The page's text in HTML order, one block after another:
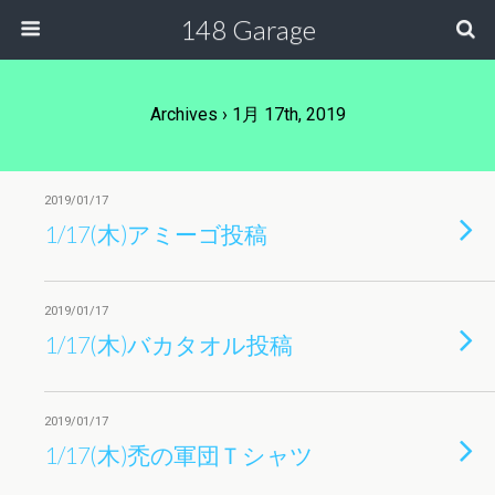
148 Garage
Archives › 1月 17th, 2019
2019/01/17
1/17(木)アミーゴ投稿
2019/01/17
1/17(木)バカタオル投稿
2019/01/17
1/17(木)禿の軍団Ｔシャツ